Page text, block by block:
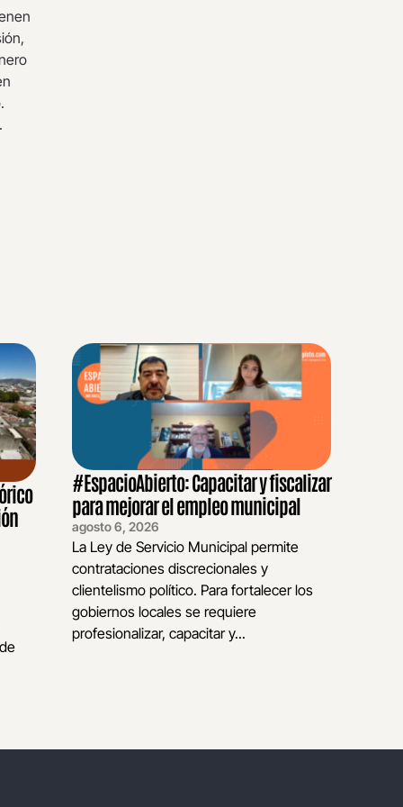
#EspacioAbierto: Capacitar y fiscalizar
para mejorar el empleo municipal
agosto 6, 2026
La Ley de Servicio Municipal permite
contrataciones discrecionales y
clientelismo político. Para fortalecer los
gobiernos locales se requiere
profesionalizar, capacitar y...